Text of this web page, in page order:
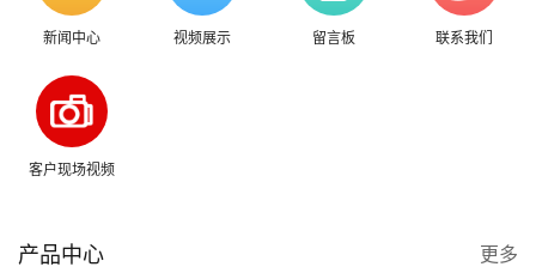
新闻中心 视频展示 留言板 联系我们
客户现场视频
产品中心 更多